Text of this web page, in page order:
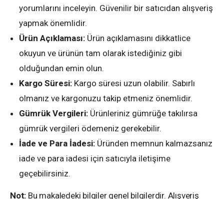
yorumlarını inceleyin. Güvenilir bir satıcıdan alışveriş
yapmak önemlidir.
Ürün Açıklaması: Ürün açıklamasını dikkatlice
okuyun ve ürünün tam olarak istediğiniz gibi
olduğundan emin olun.
Kargo Süresi: Kargo süresi uzun olabilir. Sabırlı
olmanız ve kargonuzu takip etmeniz önemlidir.
Gümrük Vergileri: Ürünleriniz gümrüğe takılırsa
gümrük vergileri ödemeniz gerekebilir.
İade ve Para İadesi: Üründen memnun kalmazsanız
iade ve para iadesi için satıcıyla iletişime
geçebilirsiniz.
Not: Bu makaledeki bilgiler genel bilgilerdir. Alışveriş